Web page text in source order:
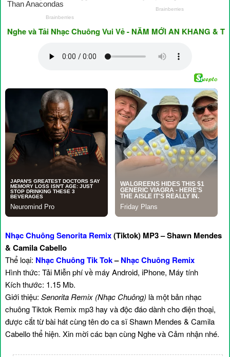
và Tải Nhạc Chuông Vui Vẻ - NĂM MỚI AN KHANG & THỊNH
Nhạc Chuông Senorita Remix(Tiktok) MP3 – Shawn Mendes
& Camila Cabello
Thể loại: Nhạc Chuông Tik Tok–Nhạc Chuông Remix
Hình thức: Tải Miễn phí về máy Android, iPhone, Máy tính
Kích thước: 1.15 Mb.
Giới thiệu: Senorita Remix (Nhạc Chuông) là một bản nhạc
chuông Tiktok Remix mp3 hay và độc đáo dành cho điện thoại,
được cắt từ bài hát cùng tên do ca sĩ Shawn Mendes & Camila
Cabello thể hiện. Xin mời các bạn cùng Nghe và Cảm nhận nhé.